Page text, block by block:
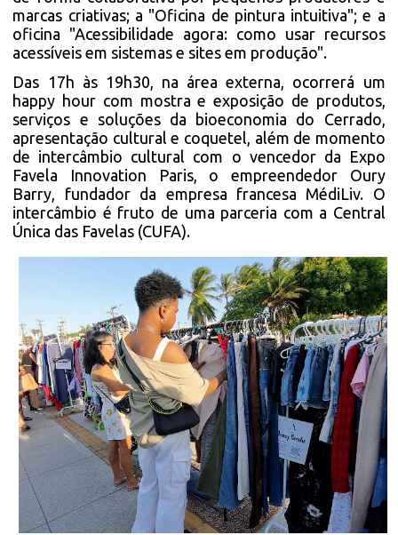
marcas criativas; a "Oficina de pintura intuitiva"; e a
oficina "Acessibilidade agora: como usar recursos
acessíveis em sistemas e sites em produção".
Das 17h às 19h30, na área externa, ocorrerá um
happy hour com mostra e exposição de produtos,
serviços e soluções da bioeconomia do Cerrado,
apresentação cultural e coquetel, além de momento
de intercâmbio cultural com o vencedor da Expo
Favela Innovation Paris, o empreendedor Oury
Barry, fundador da empresa francesa MédiLiv. O
intercâmbio é fruto de uma parceria com a Central
Única das Favelas (CUFA).